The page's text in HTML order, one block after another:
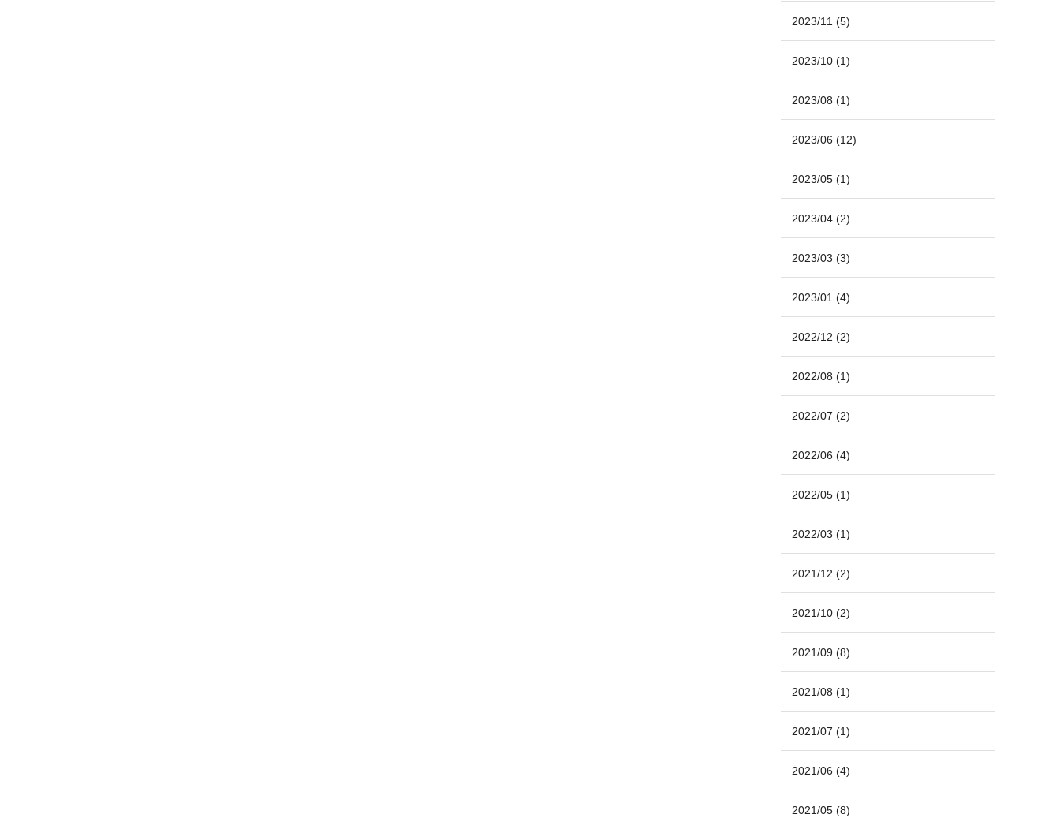
2023/11 (5)
2023/10 (1)
2023/08 (1)
2023/06 (12)
2023/05 (1)
2023/04 (2)
2023/03 (3)
2023/01 (4)
2022/12 (2)
2022/08 (1)
2022/07 (2)
2022/06 (4)
2022/05 (1)
2022/03 (1)
2021/12 (2)
2021/10 (2)
2021/09 (8)
2021/08 (1)
2021/07 (1)
2021/06 (4)
2021/05 (8)